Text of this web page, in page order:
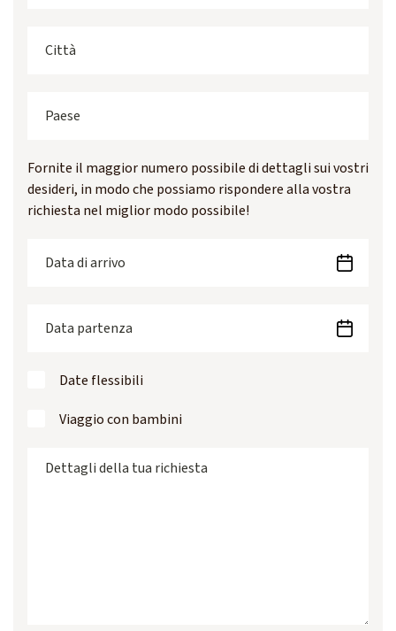
Fornite il maggior numero possibile di dettagli sui vostri
desideri, in modo che possiamo rispondere alla vostra
richiesta nel miglior modo possibile!
Date flessibili
Viaggio con bambini